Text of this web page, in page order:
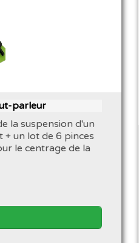
parleur
la suspension d'un
+ un lot de 6 pinces
le centrage de la